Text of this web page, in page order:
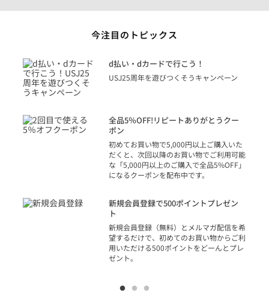
今注目のトピックス
d払い・dカードで行こう！
USJ25周年を遊びつくそうキャンペーン
全品5％OFF!リピートありがとうクー
ポン
初めてお買い物で5,000円以上ご購入いた
だくと、次回以降のお買い物でご利用可能
な「5,000円以上のご購入で全品5%OFF」
になるクーポンを配布中です。
新規会員登録で500ポイントプレゼン
ト
新規会員登録（無料）とメルマガ配信を希
望するだけで、初めてのお買い物からご利
用いただける500ポイントをどーんとプレ
ゼント。